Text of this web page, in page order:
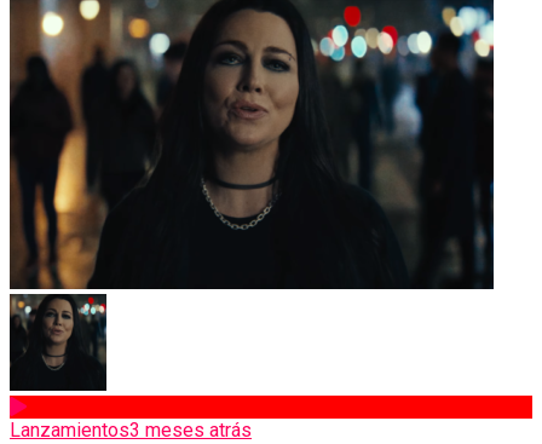
Lanzamientos3 meses atrás